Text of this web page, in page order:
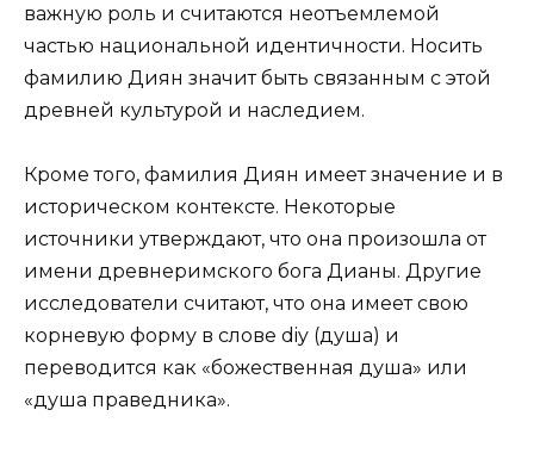
важную роль и считаются неотъемлемой
частью национальной идентичности. Носить
фамилию Диян значит быть связанным с этой
древней культурой и наследием.
Кроме того, фамилия Диян имеет значение и в
историческом контексте. Некоторые
источники утверждают, что она произошла от
имени древнеримского бога Дианы. Другие
исследователи считают, что она имеет свою
корневую форму в слове diy (душа) и
переводится как «божественная душа» или
«душа праведника».